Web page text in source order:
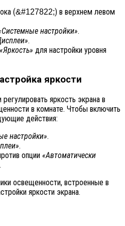
(&#127822;) в верхнем левом
настройки».
.
«Яркость» для настройки уровня
яркости
яркость экрана в
в комнате. Чтобы включить
действия:
настройки».
.
опции «Автоматически
.
освещенности, встроенные в
яркости экрана.